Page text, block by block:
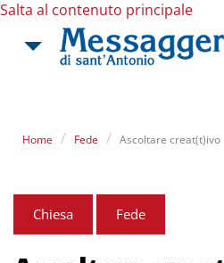
Salta al contenuto principale
Home Fede Ascoltare creat(t)ivo
Chiesa Fede